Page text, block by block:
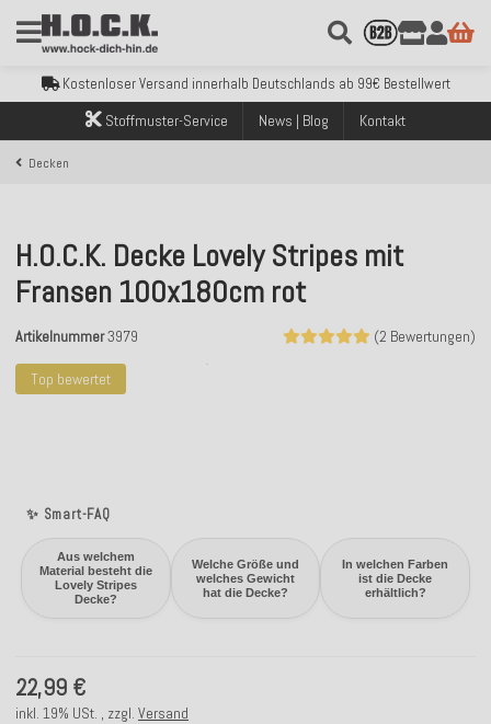
Kostenloser Versand innerhalb Deutschlands ab 99€ Bestellwert
Über 120.000 erfolgreich versendete Bestellungen
Kostenloser Versand innerhalb Deutschlands ab 99€ Bestellwert
Über 120.000 erfolgreich versendete Bestellungen
Sicher bezahlen mit Klarna, PayPal & Amazon Pay
Kostenloser Versand innerhalb Deutschlands ab 99€ Bestellwert
Stoffmuster-Service News | Blog Kontakt
Decken
Top bewertet
✨ Smart-FAQ
Aus welchem
Material besteht die
Lovely Stripes
Decke?
Welche Größe und
welches Gewicht
hat die Decke?
In welchen Farben
ist die Decke
erhältlich?
H.O.C.K. Decke Lovely Stripes mit
Fransen 100x180cm rot
(2 Bewertungen)
Artikelnummer3979
22,99 €
inkl. 19% USt. , zzgl. Versand